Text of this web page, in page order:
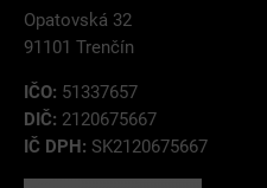
Opatovská 32
91101 Trenčín
IČO: 51337657
DIČ: 2120675667
IČ DPH: SK2120675667